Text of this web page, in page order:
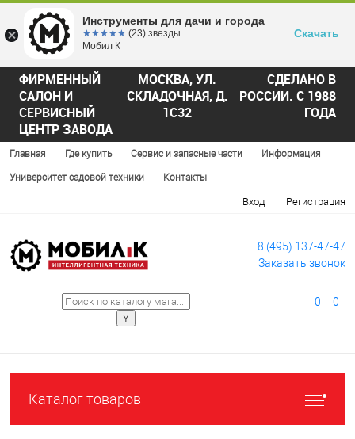
ФИРМЕННЫЙ
САЛОН И
СЕРВИСНЫЙ
ЦЕНТР ЗАВОДА
МОСКВА, УЛ.
СКЛАДОЧНАЯ, Д.
1С32
СДЕЛАНО В
РОССИИ. С 1988
ГОДА
Главная Где купить Сервис и запасные части Информация
Университет садовой техники Контакты
Вход Регистрация
8 (495) 137-47-47
Заказать звонок
0 0
Каталог товаров
Инструменты для дачи и города
☆☆☆☆☆
★★★★★ (23) звезды
Мобил К
Скачать